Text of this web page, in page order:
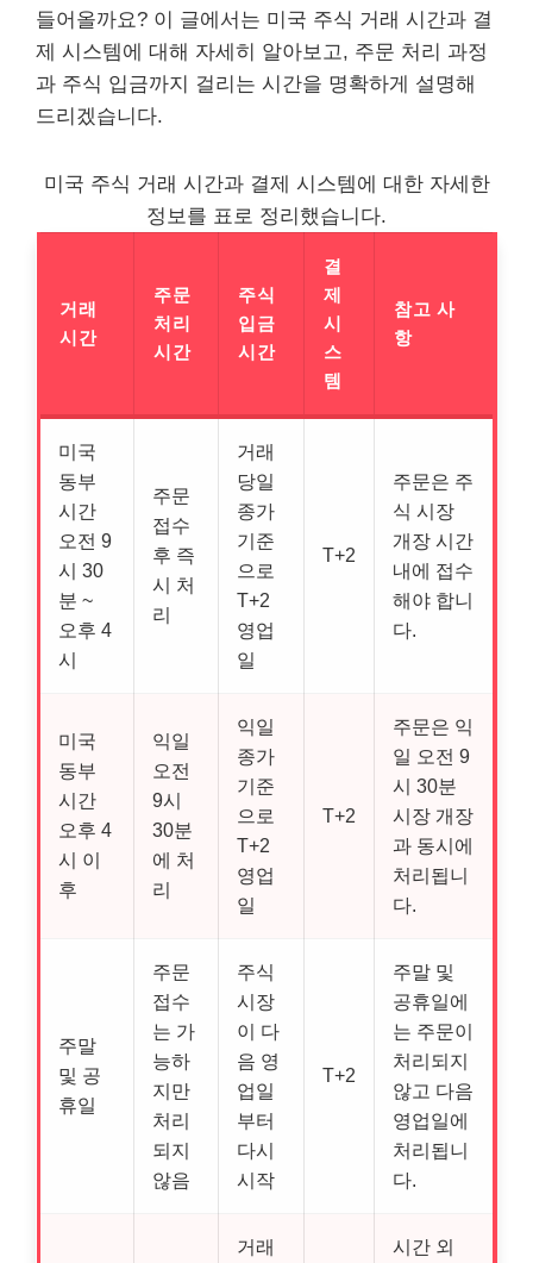
들어올까요? 이 글에서는 미국 주식 거래 시간과 결
제 시스템에 대해 자세히 알아보고, 주문 처리 과정
과 주식 입금까지 걸리는 시간을 명확하게 설명해
드리겠습니다.
미국 주식 거래 시간과 결제 시스템에 대한 자세한
정보를 표로 정리했습니다.
거래
시간
주문
처리
시간
주식
입금
시간
결
제
시
스
템
참고 사
항
미국
동부
시간
오전 9
시 30
분 ~
오후 4
시
주문
접수
후 즉
시 처
리
거래
당일
종가
기준
으로
T+2
영업
일
T+2
주문은 주
식 시장
개장 시간
내에 접수
해야 합니
다.
미국
동부
시간
오후 4
시 이
후
익일
오전
9시
30분
에 처
리
익일
종가
기준
으로
T+2
영업
일
T+2
주문은 익
일 오전 9
시 30분
시장 개장
과 동시에
처리됩니
다.
주말
및 공
휴일
주문
접수
는 가
능하
지만
처리
되지
않음
주식
시장
이 다
음 영
업일
부터
다시
시작
T+2
주말 및
공휴일에
는 주문이
처리되지
않고 다음
영업일에
처리됩니
다.
거래
시간 외